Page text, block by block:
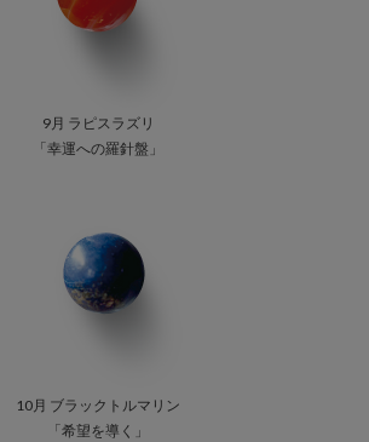
9月 ラピスラズリ
「幸運への羅針盤」
10月 ブラックトルマリン
「希望を導く」